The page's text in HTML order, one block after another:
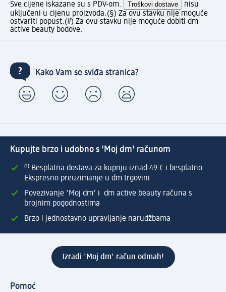
Sve cijene iskazane su s PDV-om. Troškovi dostave
nisu
uključeni u cijenu proizvoda.(§) Za ovu stavku nije moguće
ostvariti popust.(#) Za ovu stavku nije moguće dobiti dm
active beauty bodove.
Kako Vam se sviđa stranica?
Kupujte brzo i udobno s 'Moj dm' računom
⁽¹⁾ Besplatna dostava za kupnju iznad 49 € i besplatno
Ekspresno preuzimanje u dm trgovini
Povezivanje 'Moj dm' i dm active beauty računa s
brojnim pogodnostima
Brzo i jednostavno upravljanje narudžbama
Izradi 'Moj dm' račun odmah!
Pomoć